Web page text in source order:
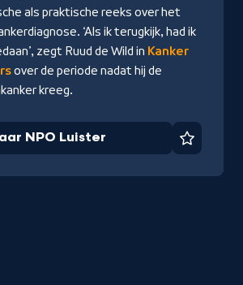
als praktische reeks over het
‘Als ik terugkijk, had ik
zegt Ruud de Wild in Kanker
over de periode nadat hij de
kreeg.
NPO Luister